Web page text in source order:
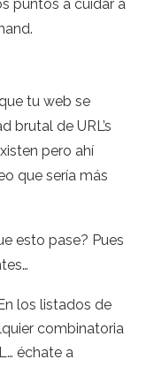
puntos a cuidar a
tu web se
brutal de URL’s
pero ahí
que sería más
esto pase? Pues
En los listados de
combinatoria
échate a